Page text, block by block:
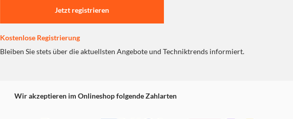
Jetzt registrieren
Kostenlose Registrierung
Bleiben Sie stets über die aktuellsten Angebote und Techniktrends informiert.
Wir akzeptieren im Onlineshop folgende Zahlarten